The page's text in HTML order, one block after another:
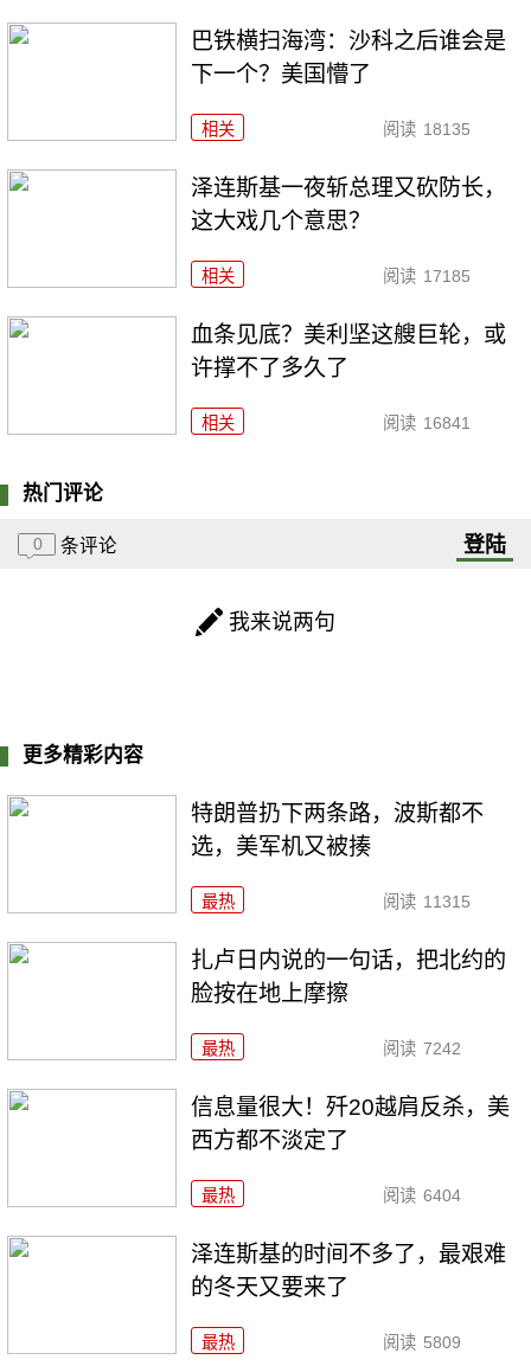
巴铁横扫海湾：沙科之后谁会是
下一个？美国懵了
相关 阅读 18135
泽连斯基一夜斩总理又砍防长，
这大戏几个意思？
相关 阅读 17185
血条见底？美利坚这艘巨轮，或
许撑不了多久了
相关 阅读 16841
热门评论
0 条评论 登陆
我来说两句
更多精彩内容
特朗普扔下两条路，波斯都不
选，美军机又被揍
最热 阅读 11315
扎卢日内说的一句话，把北约的
脸按在地上摩擦
最热 阅读 7242
信息量很大！歼20越肩反杀，美
西方都不淡定了
最热 阅读 6404
泽连斯基的时间不多了，最艰难
的冬天又要来了
最热 阅读 5809